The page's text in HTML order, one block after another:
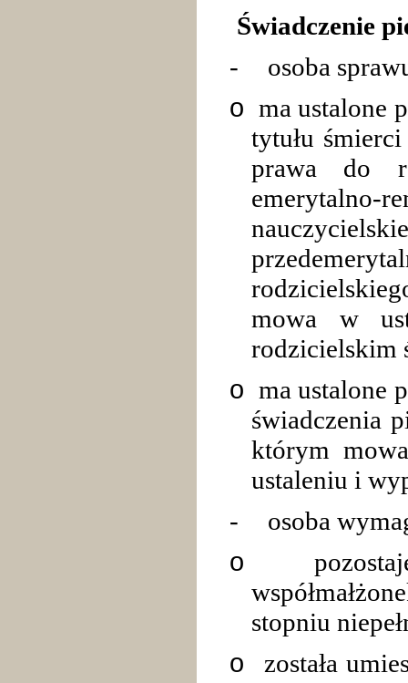
Świadczenie
-
osoba
o ma ustalone
tytułu
prawa do
emerytalno-
mowa w
rodzicielskim
o ma ustalone
świadczenia
którym
ustaleniu i
-
osoba
o
stopniu
o
została